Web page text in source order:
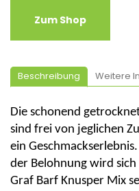
Zum Shop
Beschreibung Weitere
Die schonend
sind frei von jeglichen
ein
der Belohnung wird
Graf Barf Knusper Mix